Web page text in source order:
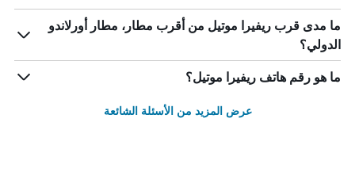
ما مدى قرب ريفيرا موتيل من أقرب مطار، مطار أورلاندو
الدولي؟
ما هو رقم هاتف ريفيرا موتيل؟
عرض المزيد من الأسئلة الشائعة